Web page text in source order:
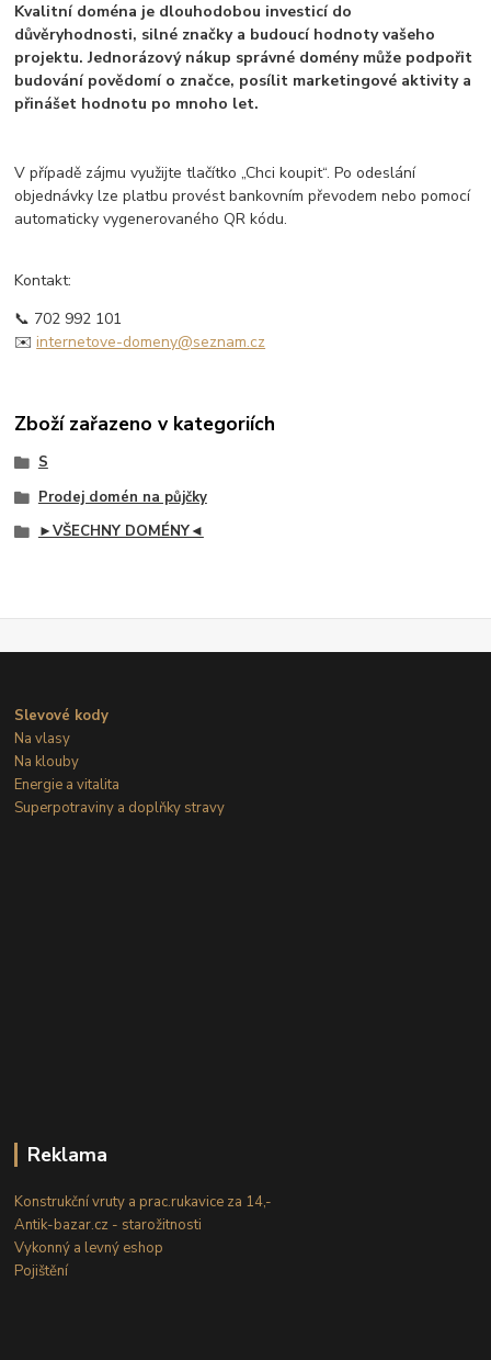
Kvalitní doména je dlouhodobou investicí do
důvěryhodnosti, silné značky a budoucí hodnoty vašeho
projektu. Jednorázový nákup správné domény může podpořit
budování povědomí o značce, posílit marketingové aktivity a
přinášet hodnotu po mnoho let.
V případě zájmu využijte tlačítko „Chci koupit“. Po odeslání
objednávky lze platbu provést bankovním převodem nebo pomocí
automaticky vygenerovaného QR kódu.
Kontakt:
📞 702 992 101
✉️internetove-domeny@seznam.cz
Zboží zařazeno v kategoriích
S
Prodej domén na půjčky
►VŠECHNY DOMÉNY◄
Slevové kody
Na vlasy
Na klouby
Energie a vitalita
Superpotraviny a doplňky stravy
Reklama
Konstrukční vruty a prac.rukavice za 14,-
Antik-bazar.cz - starožitnosti
Vykonný a levný eshop
Pojištění